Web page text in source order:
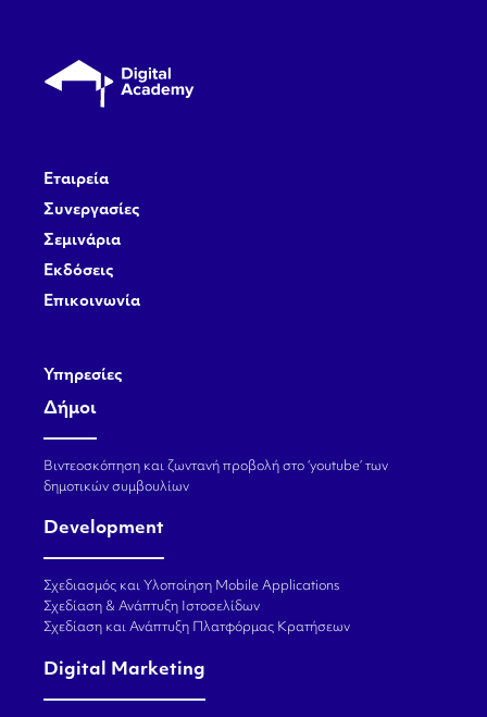
Εταιρεία
Συνεργασίες
Σεμινάρια
Εκδόσεις
Επικοινωνία
Υπηρεσίες
Δήμοι
Βιντεοσκόπηση και ζωντανή προβολή στο ‘youtube’ των
δημοτικών συμβουλίων
Development
Σχεδιασμός και Υλοποίηση Mobile Applications
Σχεδίαση & Ανάπτυξη Ιστοσελίδων
Σχεδίαση και Ανάπτυξη Πλατφόρμας Κρατήσεων
Digital Marketing